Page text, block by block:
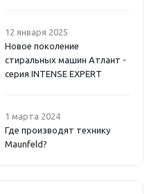
12 января 2025
Новое поколение
стиральных машин Атлант -
серия INTENSE EXPERT
1 марта 2024
Где производят технику
Maunfeld?